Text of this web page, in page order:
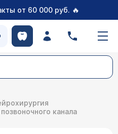
от 60 000 руб. 🔥
канала